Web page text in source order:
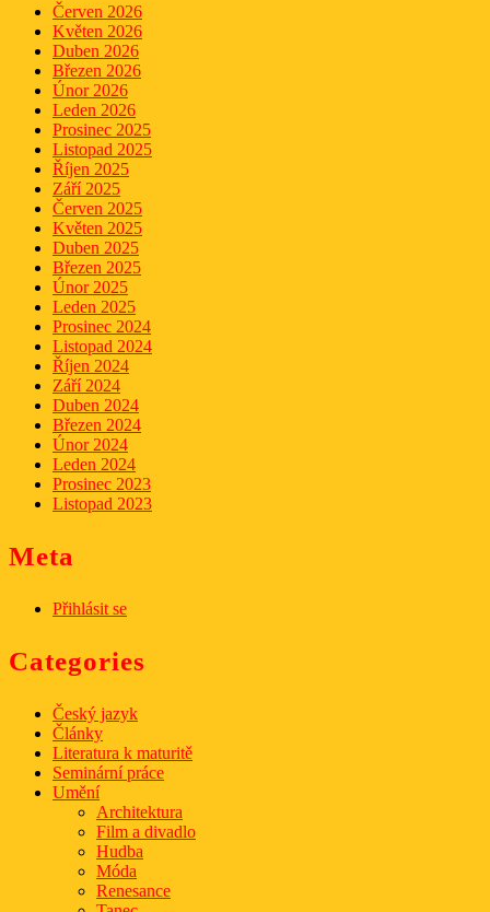
Červen 2026
Květen 2026
Duben 2026
Březen 2026
Únor 2026
Leden 2026
Prosinec 2025
Listopad 2025
Říjen 2025
Září 2025
Červen 2025
Květen 2025
Duben 2025
Březen 2025
Únor 2025
Leden 2025
Prosinec 2024
Listopad 2024
Říjen 2024
Září 2024
Duben 2024
Březen 2024
Únor 2024
Leden 2024
Prosinec 2023
Listopad 2023
Meta
Přihlásit se
Categories
Český jazyk
Články
Literatura k maturitě
Seminární práce
Umění
Architektura
Film a divadlo
Hudba
Móda
Renesance